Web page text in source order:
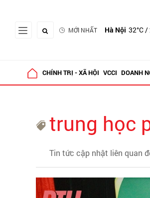
MỚI NHẤT Hà Nội 32°C/
CHÍNH TRỊ - XÃ HỘI VCCI DOANH
trung học
Tin tức cập nhật liên quan